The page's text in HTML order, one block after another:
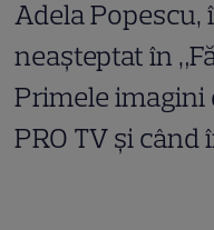
Adela
neașteptat în
Primele
PRO TV și când